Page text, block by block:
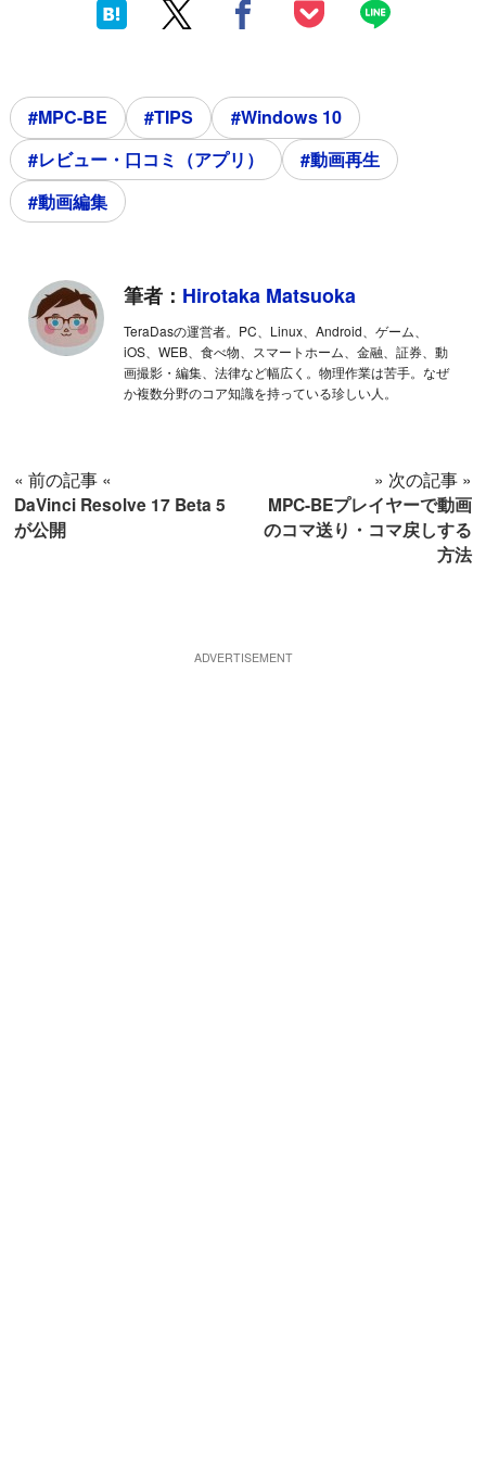
#MPC-BE #TIPS
#Windows 10
#レビュー・口コミ（アプリ）
#動画再生
#動画編集
筆者： Hirotaka Matsuoka
TeraDasの運営者。PC、Linux、Android、ゲーム、
iOS、WEB、食べ物、スマートホーム、金融、証券、動
画撮影・編集、法律など幅広く。物理作業は苦手。なぜ
か複数分野のコア知識を持っている珍しい人。
« 前の記事 «
DaVinci Resolve 17 Beta 5
が公開
» 次の記事 »
MPC-BEプレイヤーで動画
のコマ送り・コマ戻しする
方法